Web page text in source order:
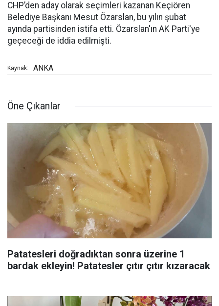
CHP’den aday olarak seçimleri kazanan Keçiören
Belediye Başkanı Mesut Özarslan, bu yılın şubat
ayında partisinden istifa etti. Özarslan'ın AK Parti'ye
geçeceği de iddia edilmişti.
Kaynak: ANKA
Öne Çıkanlar
Patatesleri doğradıktan sonra üzerine 1
bardak ekleyin! Patatesler çıtır çıtır kızaracak